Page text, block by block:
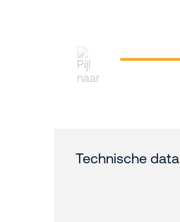
Technische data